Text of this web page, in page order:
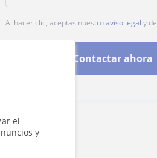
el
y
Al hacer clic, aceptas nuestroaviso legal y de
Contactar ahora